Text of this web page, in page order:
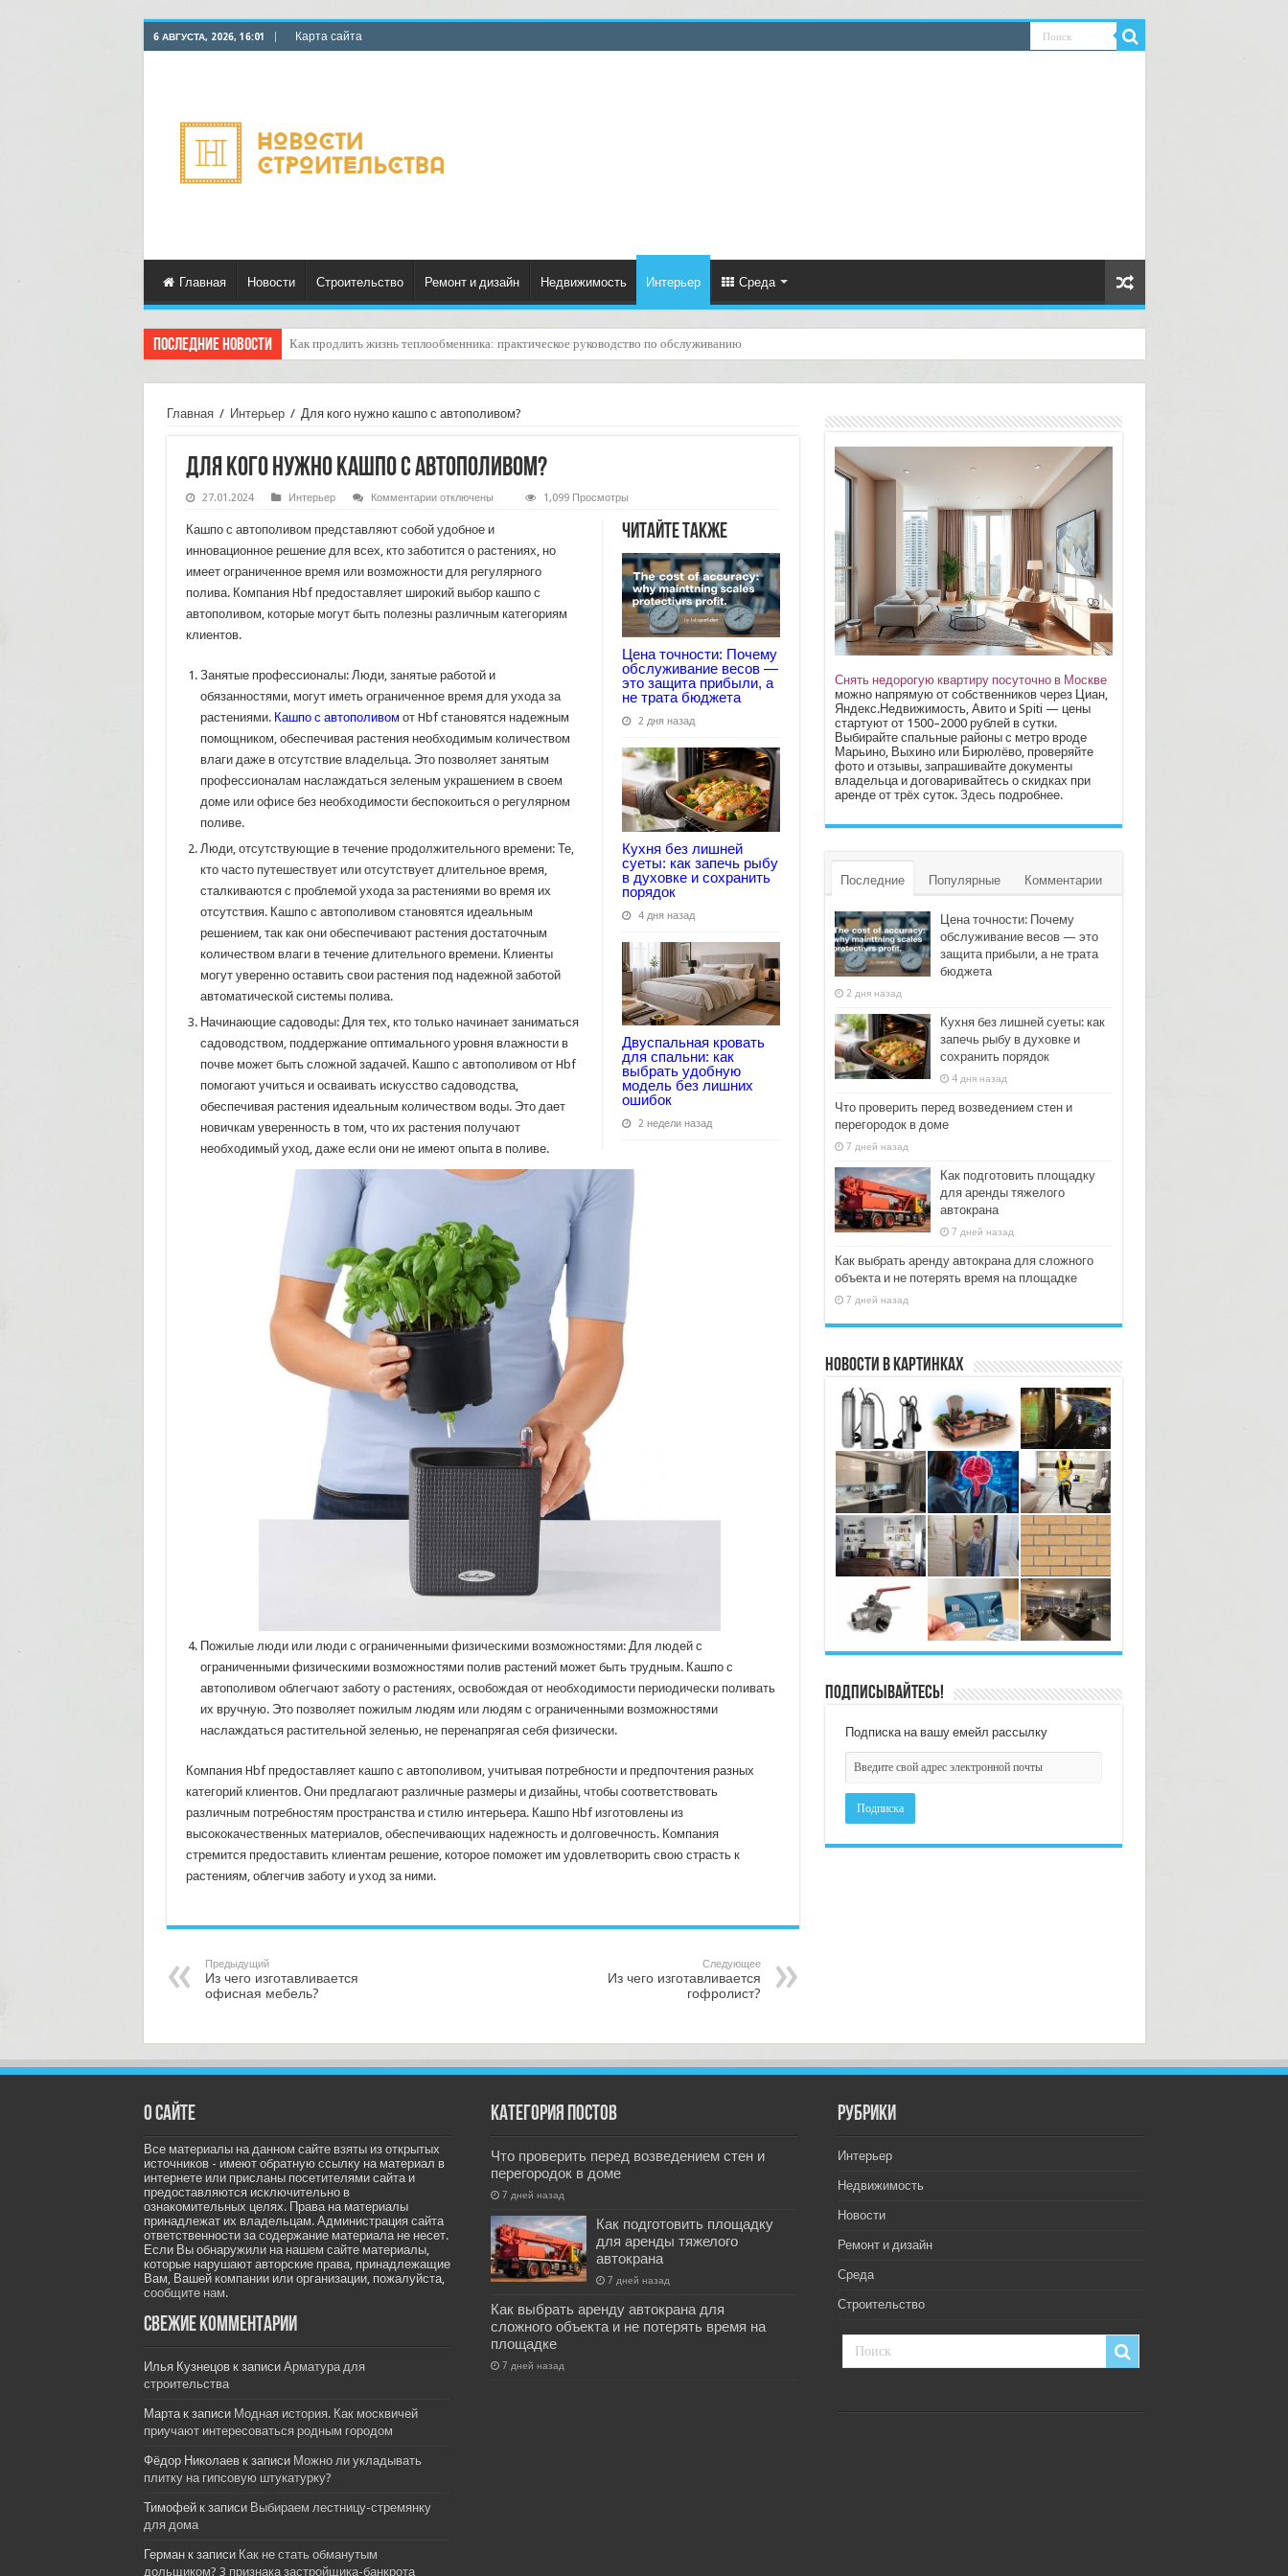
6 АВГУСТА, 2026, 16:01 Карта сайта
Главная Новости Строительство Ремонт и дизайн Недвижимость Интерьер Среда
Последние новости Горбыль как дрова: недооценённый ресурс для тепла, экономии и творчества
Главная / Интерьер / Для кого нужно кашпо с автополивом?
Для кого нужно кашпо с автополивом?
27.01.2024 Интерьер Комментариик
кого
нужно
кашпо
с
отключены 1,099 Просмотры
Читайте также
Цена точности: Почему
обслуживание весов —
это защита прибыли, а
не трата бюджета
2 дня назад
Кухня без лишней
суеты: как запечь рыбу
в духовке и сохранить
порядок
4 дня назад
Двуспальная кровать
для спальни: как
выбрать удобную
модель без лишних
ошибок
2 недели назад
Кашпо с автополивом представляют собой удобное и
инновационное решение для всех, кто заботится о растениях, но
имеет ограниченное время или возможности для регулярного
полива. Компания Hbf предоставляет широкий выбор кашпо с
автополивом, которые могут быть полезны различным категориям
клиентов.
Занятые профессионалы: Люди, занятые работой и
обязанностями, могут иметь ограниченное время для ухода за
растениями. Кашпо с автополивом от Hbf становятся надежным
помощником, обеспечивая растения необходимым количеством
влаги даже в отсутствие владельца. Это позволяет занятым
профессионалам наслаждаться зеленым украшением в своем
доме или офисе без необходимости беспокоиться о регулярном
поливе.
Люди, отсутствующие в течение продолжительного времени: Те,
кто часто путешествует или отсутствует длительное время,
сталкиваются с проблемой ухода за растениями во время их
отсутствия. Кашпо с автополивом становятся идеальным
решением, так как они обеспечивают растения достаточным
количеством влаги в течение длительного времени. Клиенты
могут уверенно оставить свои растения под надежной заботой
автоматической системы полива.
Начинающие садоводы: Для тех, кто только начинает заниматься
садоводством, поддержание оптимального уровня влажности в
почве может быть сложной задачей. Кашпо с автополивом от Hbf
помогают учиться и осваивать искусство садоводства,
обеспечивая растения идеальным количеством воды. Это дает
новичкам уверенность в том, что их растения получают
необходимый уход, даже если они не имеют опыта в поливе.
Пожилые люди или люди с ограниченными физическими возможностями: Для людей с
ограниченными физическими возможностями полив растений может быть трудным. Кашпо с
автополивом облегчают заботу о растениях, освобождая от необходимости периодически поливать
их вручную. Это позволяет пожилым людям или людям с ограниченными возможностями
наслаждаться растительной зеленью, не перенапрягая себя физически.
Компания Hbf предоставляет кашпо с автополивом, учитывая потребности и предпочтения разных
категорий клиентов. Они предлагают различные размеры и дизайны, чтобы соответствовать
различным потребностям пространства и стилю интерьера. Кашпо Hbf изготовлены из
высококачественных материалов, обеспечивающих надежность и долговечность. Компания
стремится предоставить клиентам решение, которое поможет им удовлетворить свою страсть к
растениям, облегчив заботу и уход за ними.
Предыдущий
Из чего изготавливается
офисная мебель?
Следующее
Из чего изготавливается
гофролист?
Снять недорогую квартиру посуточно в Москве
можно напрямую от собственников через Циан,
Яндекс.Недвижимость, Авито и Spiti — цены
стартуют от 1500–2000 рублей в сутки.
Выбирайте спальные районы с метро вроде
Марьино, Выхино или Бирюлёво, проверяйте
фото и отзывы, запрашивайте документы
владельца и договаривайтесь о скидках при
аренде от трёх суток. Здесьподробнее.
Последние Популярные Комментарии
Цена точности: Почему
обслуживание весов — это
защита прибыли, а не трата
бюджета
2 дня назад
Кухня без лишней суеты: как
запечь рыбу в духовке и
сохранить порядок
4 дня назад
Что проверить перед возведением стен и
перегородок в доме
7 дней назад
Как подготовить площадку
для аренды тяжелого
автокрана
7 дней назад
Как выбрать аренду автокрана для сложного
объекта и не потерять время на площадке
7 дней назад
Новости в картинках
Подписывайтесь!
Подписка на вашу емейл рассылку
О сайте
Все материалы на данном сайте взяты из открытых
источников - имеют обратную ссылку на материал в
интернете или присланы посетителями сайта и
предоставляются исключительно в
ознакомительных целях. Права на материалы
принадлежат их владельцам. Администрация сайта
ответственности за содержание материала не несет.
Если Вы обнаружили на нашем сайте материалы,
которые нарушают авторские права, принадлежащие
Вам, Вашей компании или организации, пожалуйста,
сообщите нам.
Свежие комментарии
Илья Кузнецовк записи Арматура для
строительства
Мартак записи Модная история. Как москвичей
приучают интересоваться родным городом
Фёдор Николаевк записи Можно ли укладывать
плитку на гипсовую штукатурку?
Тимофейк записи Выбираем лестницу-стремянку
для дома
Германк записи Как не стать обманутым
дольщиком? 3 признака застройщика-банкрота
Категория постов
Что проверить перед возведением стен и
перегородок в доме
7 дней назад
Как подготовить площадку
для аренды тяжелого
автокрана
7 дней назад
Как выбрать аренду автокрана для
сложного объекта и не потерять время на
площадке
7 дней назад
РУбрики
Интерьер
Недвижимость
Новости
Ремонт и дизайн
Среда
Строительство